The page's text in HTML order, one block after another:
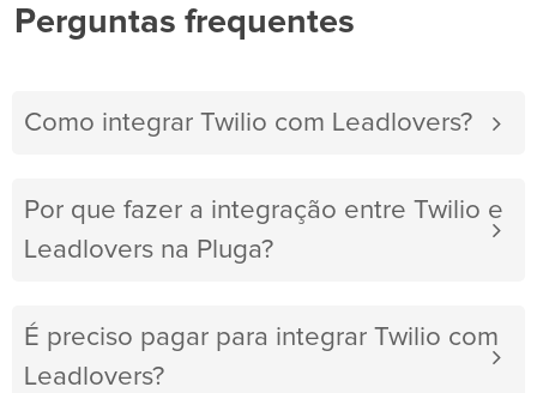
Perguntas frequentes
Como integrar Twilio com Leadlovers?
Por que fazer a integração entre Twilio e
Leadlovers na Pluga?
É preciso pagar para integrar Twilio com
Leadlovers?